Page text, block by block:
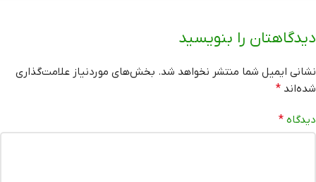
دیدگاهتان را بنویسید
نشانی ایمیل شما منتشر نخواهد شد. بخش‌های موردنیاز علامت‌گذاری
شده‌اند *
دیدگاه *